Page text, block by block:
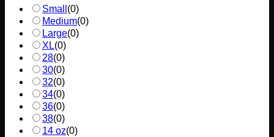
Small (0)
Medium(0)
Large(0)
XL(0)
28(0)
30(0)
32(0)
34(0)
36(0)
38(0)
14 oz(0)